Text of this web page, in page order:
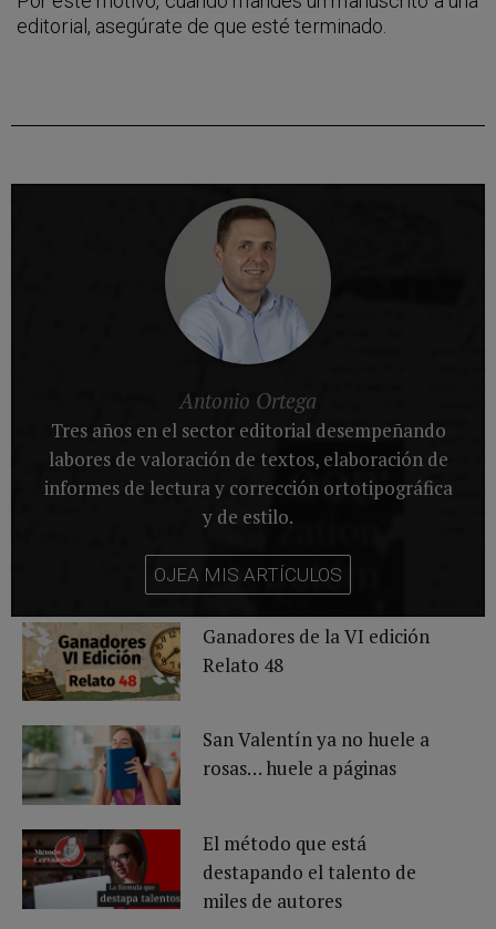
editorial, asegúrate de que esté terminado.
Antonio Ortega
Tres años en el sector editorial desempeñando
labores de valoración de textos, elaboración de
informes de lectura y corrección ortotipográfica
y de estilo.
OJEA MIS ARTÍCULOS
Ganadores de la VI edición
Relato 48
San Valentín ya no huele a
rosas… huele a páginas
El método que está
destapando el talento de
miles de autores